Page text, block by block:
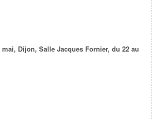
mai, Dijon, Salle Jacques Fornier, du 22 au